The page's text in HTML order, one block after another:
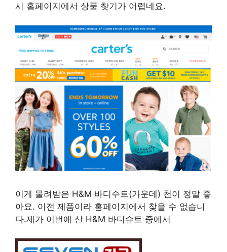
시 홈페이지에서 상품 찾기가 어렵네요.
이게 물려받은 H&M 바디수트(가운데) 천이 정말 좋
아요. 이전 제품이라 홈페이지에서 찾을 수 없습니
다.제가 이번에 산 H&M 바디슈트 중에서